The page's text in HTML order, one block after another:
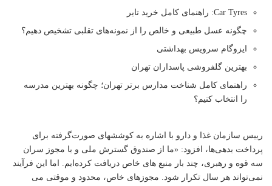
Car Tyres: راهنمای کامل خرید تایر
چگونه عسل طبیعی و خالص را از نمونه‌های تقلبی تشخیص دهیم؟
ایزوگام سرویس بهداشتی
بهترین گلفروشی پاسداران تهران
راهنمای کامل شناخت مدارس برتر تهران؛ چگونه بهترین مدرسه
را انتخاب کنیم؟
رییس سازمان غذا و دارو با اشاره به کوششهای صورت‌گرفته برای
پرداخت بدهی‌ها، افزود: «ما از صندوق گسترش ملی و با مجوز سران
سه قوه و رهبری، چند بار منبع های خاص دریافت کرده‌ایم. اما این فرآیند
نمی‌تواند هر سال تکرار شود. مجوزهای خاص، محدود و موقتی می